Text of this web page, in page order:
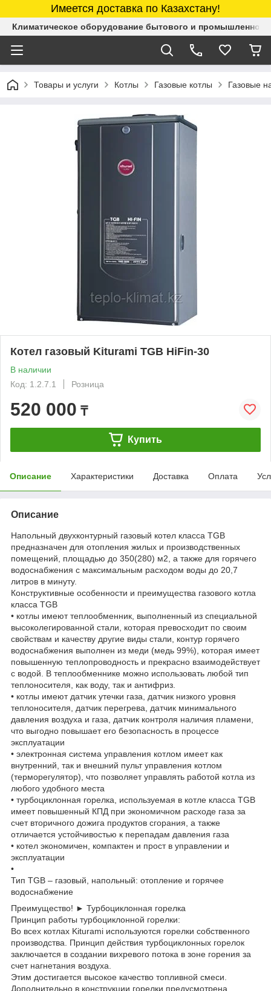
Имеется доставка по Казахстану!
Климатическое оборудование бытового и промышленного
Товары и услуги Котлы Газовые котлы Газовые
Котел газовый Kiturami TGB HiFin-30
В наличии
Код: 1.2.7.1
Розница
520 000 ₸
Купить
Описание Характеристики Доставка Оплата
Описание
Напольный двухконтурный газовый котел класса TGB
предназначен для отопления жилых и производственных
помещений, площадью до 350(280) м2, а также для горячего
водоснабжения с максимальным расходом воды до 20,7
литров в минуту.
Конструктивные особенности и преимущества газового котла
класса TGB
• котлы имеют теплообменник, выполненный из специальной
высоколегированной стали, которая превосходит по своим
свойствам и качеству другие виды стали, контур горячего
водоснабжения выполнен из меди (медь 99%), которая имеет
повышенную теплопроводность и прекрасно взаимодействует
с водой. В теплообменнике можно использовать любой тип
теплоносителя, как воду, так и антифриз.
• котлы имеют датчик утечки газа, датчик низкого уровня
теплоносителя, датчик перегрева, датчик минимального
давления воздуха и газа, датчик контроля наличия пламени,
что выгодно повышает его безопасность в процессе
эксплуатации
• электронная система управления котлом имеет как
внутренний, так и внешний пульт управления котлом
(терморегулятор), что позволяет управлять работой котла из
любого удобного места
• турбоциклонная горелка, используемая в котле класса TGB
имеет повышенный КПД при экономичном расходе газа за
счет вторичного дожига продуктов сгорания, а также
отличается устойчивостью к перепадам давления газа
• котел экономичен, компактен и прост в управлении и
эксплуатации
•
Тип TGB – газовый, напольный: отопление и горячее
водоснабжение
Преимущество! ► Турбоциклонная горелка
Принцип работы турбоциклонной горелки:
Во всех котлах Kiturami используются горелки собственного
производства. Принцип действия турбоциклонных горелок
заключается в создании вихревого потока в зоне горения за
счет нагнетания воздуха.
Этим достигается высокое качество топливной смеси.
Дополнительно в конструкции горелки предусмотрена